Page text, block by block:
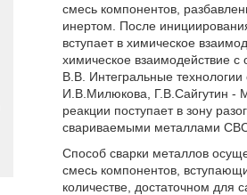
смесь компонентов,
инертом. После
вступает в химическое
химическое взаимодействие
В.В. Интегральные
И.В.Милюкова, Г.В.Сайгутин -
реакции поступает в зону
свариваемыми металлами СВС
Способ сварки металлов
смесь компонентов,
количестве, достаточном для